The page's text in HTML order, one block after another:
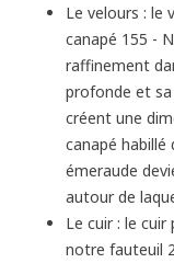
L'aboutissement
Le velours : le
canapé 155 -
raffinement
profonde et
créent une
canapé
émeraude
autour de
Le cuir : le
notre fauteuil